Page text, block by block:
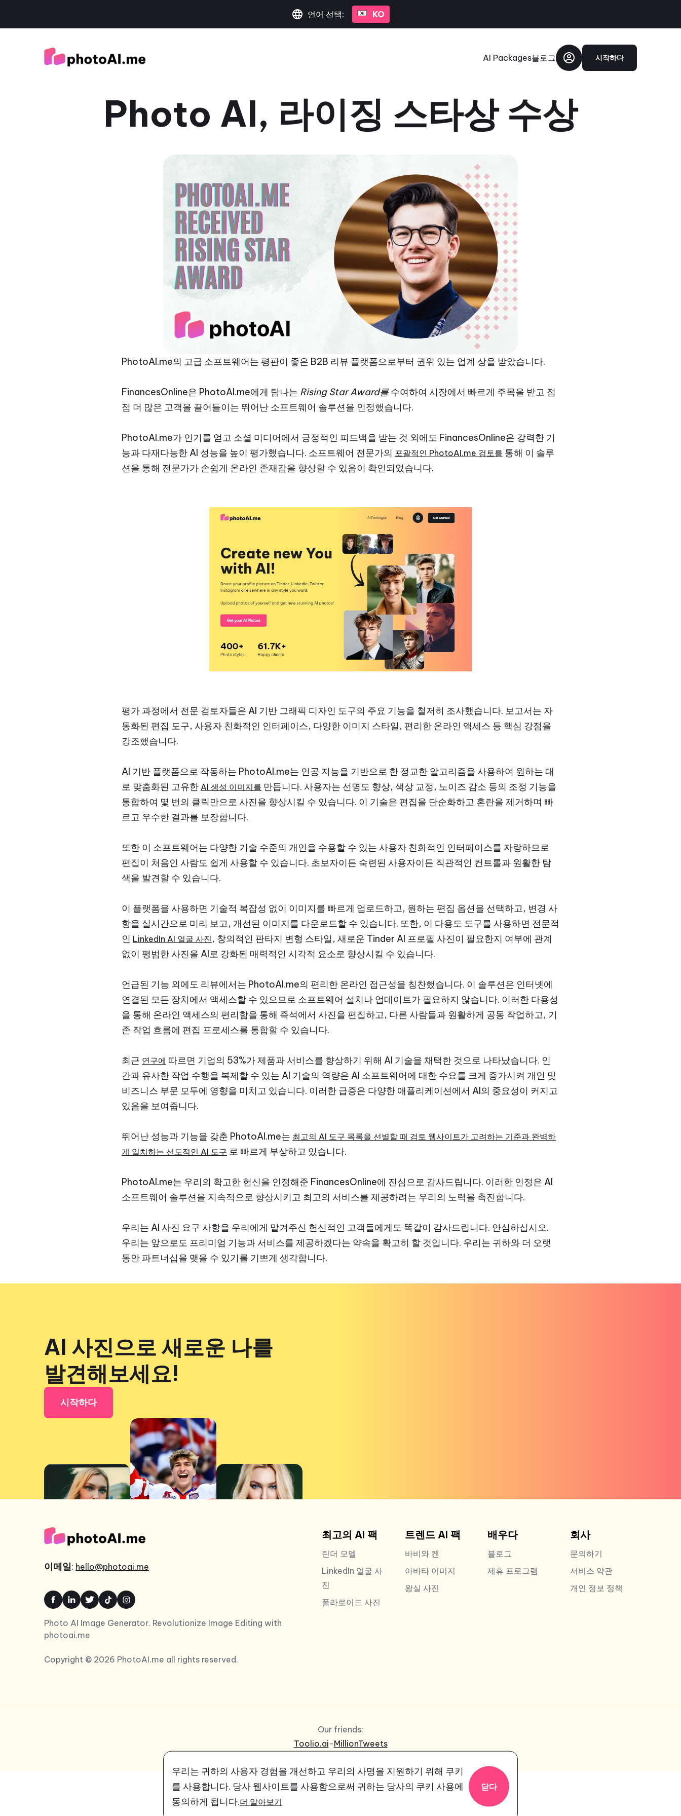
언어 선택: KO
AI Packages블로그 시작하다
Photo AI, 라이징 스타상 수상
PhotoAI.me의 고급 소프트웨어는 평판이 좋은 B2B 리뷰 플랫폼으로부터 권위 있는 업계 상을 받았습니다.
FinancesOnline은 PhotoAI.me에게 탐나는 Rising Star Award를 수여하여 시장에서 빠르게 주목을 받고 점
점 더 많은 고객을 끌어들이는 뛰어난 소프트웨어 솔루션을 인정했습니다.
PhotoAI.me가 인기를 얻고 소셜 미디어에서 긍정적인 피드백을 받는 것 외에도 FinancesOnline은 강력한 기
능과 다재다능한 AI 성능을 높이 평가했습니다. 소프트웨어 전문가의 포괄적인 PhotoAI.me 검토를 통해 이 솔루
션을 통해 전문가가 손쉽게 온라인 존재감을 향상할 수 있음이 확인되었습니다.
평가 과정에서 전문 검토자들은 AI 기반 그래픽 디자인 도구의 주요 기능을 철저히 조사했습니다. 보고서는 자
동화된 편집 도구, 사용자 친화적인 인터페이스, 다양한 이미지 스타일, 편리한 온라인 액세스 등 핵심 강점을
강조했습니다.
AI 기반 플랫폼으로 작동하는 PhotoAI.me는 인공 지능을 기반으로 한 정교한 알고리즘을 사용하여 원하는 대
로 맞춤화된 고유한 AI 생성 이미지를 만듭니다. 사용자는 선명도 향상, 색상 교정, 노이즈 감소 등의 조정 기능을
통합하여 몇 번의 클릭만으로 사진을 향상시킬 수 있습니다. 이 기술은 편집을 단순화하고 혼란을 제거하며 빠
르고 우수한 결과를 보장합니다.
또한 이 소프트웨어는 다양한 기술 수준의 개인을 수용할 수 있는 사용자 친화적인 인터페이스를 자랑하므로
편집이 처음인 사람도 쉽게 사용할 수 있습니다. 초보자이든 숙련된 사용자이든 직관적인 컨트롤과 원활한 탐
색을 발견할 수 있습니다.
이 플랫폼을 사용하면 기술적 복잡성 없이 이미지를 빠르게 업로드하고, 원하는 편집 옵션을 선택하고, 변경 사
항을 실시간으로 미리 보고, 개선된 이미지를 다운로드할 수 있습니다. 또한, 이 다용도 도구를 사용하면 전문적
인 LinkedIn AI 얼굴 사진 , 창의적인 판타지 변형 스타일, 새로운 Tinder AI 프로필 사진이 필요한지 여부에 관계
없이 평범한 사진을 AI로 강화된 매력적인 시각적 요소로 향상시킬 수 있습니다.
언급된 기능 외에도 리뷰에서는 PhotoAI.me의 편리한 온라인 접근성을 칭찬했습니다. 이 솔루션은 인터넷에
연결된 모든 장치에서 액세스할 수 있으므로 소프트웨어 설치나 업데이트가 필요하지 않습니다. 이러한 다용성
을 통해 온라인 액세스의 편리함을 통해 즉석에서 사진을 편집하고, 다른 사람들과 원활하게 공동 작업하고, 기
존 작업 흐름에 편집 프로세스를 통합할 수 있습니다.
최근 연구에 따르면 기업의 53%가 제품과 서비스를 향상하기 위해 AI 기술을 채택한 것으로 나타났습니다. 인
간과 유사한 작업 수행을 복제할 수 있는 AI 기술의 역량은 AI 소프트웨어에 대한 수요를 크게 증가시켜 개인 및
비즈니스 부문 모두에 영향을 미치고 있습니다. 이러한 급증은 다양한 애플리케이션에서 AI의 중요성이 커지고
있음을 보여줍니다.
뛰어난 성능과 기능을 갖춘 PhotoAI.me는 최고의 AI 도구 목록을 선별할 때 검토 웹사이트가 고려하는 기준과 완벽하
게 일치하는 선도적인 AI 도구 로 빠르게 부상하고 있습니다.
PhotoAI.me는 우리의 확고한 헌신을 인정해준 FinancesOnline에 진심으로 감사드립니다. 이러한 인정은 AI
소프트웨어 솔루션을 지속적으로 향상시키고 최고의 서비스를 제공하려는 우리의 노력을 촉진합니다.
우리는 AI 사진 요구 사항을 우리에게 맡겨주신 헌신적인 고객들에게도 똑같이 감사드립니다. 안심하십시오.
우리는 앞으로도 프리미엄 기능과 서비스를 제공하겠다는 약속을 확고히 할 것입니다. 우리는 귀하와 더 오랫
동안 파트너십을 맺을 수 있기를 기쁘게 생각합니다.
AI 사진으로 새로운 나를
발견해보세요!
시작하다
이메일: hello@photoai.me
Photo AI Image Generator. Revolutionize Image Editing with
photoai.me
Copyright © 2026 PhotoAI.me all rights reserved.
최고의 AI 팩
틴더 모델
LinkedIn 얼굴 사
진
폴라로이드 사진
트렌드 AI 팩
바비와 켄
아바타 이미지
왕실 사진
배우다
블로그
제휴 프로그램
회사
문의하기
서비스 약관
개인 정보 정책
Our friends:
Toolio.ai-MillionTweets
우리는 귀하의 사용자 경험을 개선하고 우리의 사명을 지원하기 위해 쿠키
를 사용합니다. 당사 웹사이트를 사용함으로써 귀하는 당사의 쿠키 사용에
동의하게 됩니다.더 알아보기
닫다